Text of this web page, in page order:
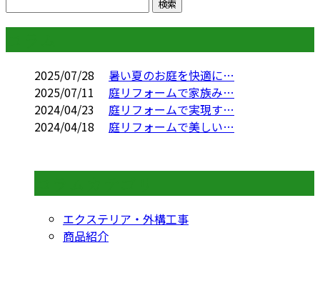
2025/07/28
暑い夏のお庭を快適に…
2025/07/11
庭リフォームで家族み…
2024/04/23
庭リフォームで実現す…
2024/04/18
庭リフォームで美しい…
エクステリア・外構工事
商品紹介